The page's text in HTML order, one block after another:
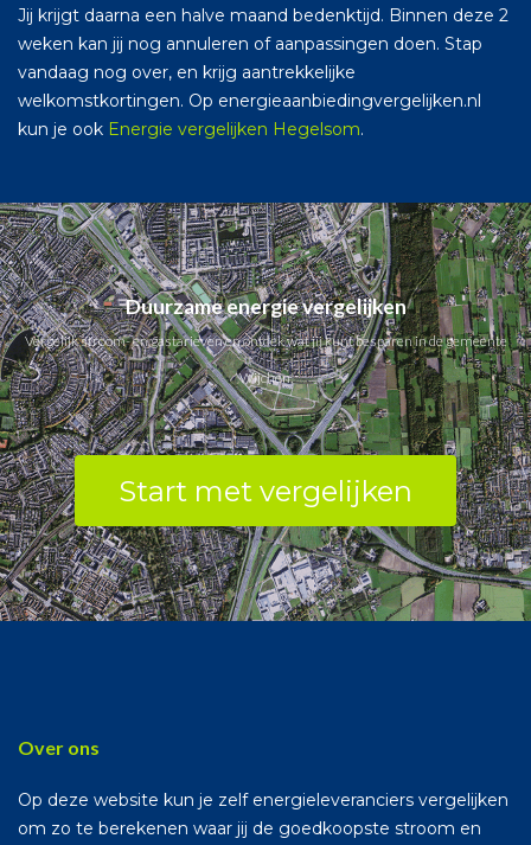
Jij krijgt daarna een halve maand bedenktijd. Binnen deze 2
weken kan jij nog annuleren of aanpassingen doen. Stap
vandaag nog over, en krijg aantrekkelijke
welkomstkortingen. Op energieaanbiedingvergelijken.nl
kun je ook Energie vergelijken Hegelsom.
Duurzame energie vergelijken
Vergelijk stroom- en gastarieven en ontdek wat jij kunt besparen in de gemeente
Wijchen.
Start met vergelijken
Over ons
Op deze website kun je zelf energieleveranciers vergelijken
om zo te berekenen waar jij de goedkoopste stroom en